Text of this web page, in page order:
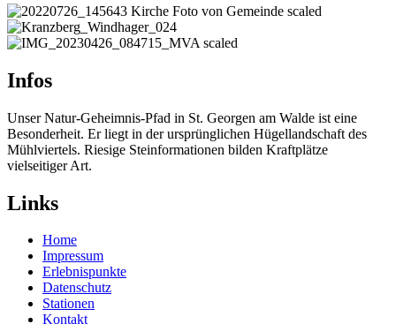
Infos
Unser Natur-Geheimnis-Pfad in St. Georgen am Walde ist eine
Besonderheit. Er liegt in der ursprünglichen Hügellandschaft des
Mühlviertels. Riesige Steinformationen bilden Kraftplätze
vielseitiger Art.
Links
Home
Impressum
Erlebnispunkte
Datenschutz
Stationen
Kontakt